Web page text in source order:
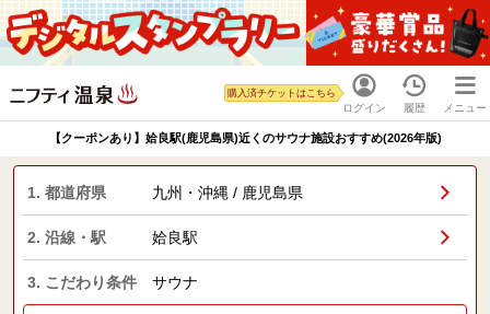
ログイン
購入済チケットはこちら
履歴 メニュー
【クーポンあり】姶良駅(鹿児島県)近くのサウナ施設おすすめ(2026年版)
1. 都道府県 九州・沖縄 / 鹿児島県
2. 沿線・駅 姶良駅
3. こだわり条件 サウナ